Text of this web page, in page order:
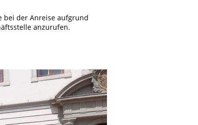
bei der Anreise aufgrund
anzurufen.